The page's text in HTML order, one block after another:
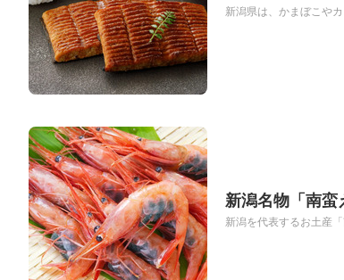
新潟県は、かまぼこや
新潟名物「南蛮
新潟を代表するお土産